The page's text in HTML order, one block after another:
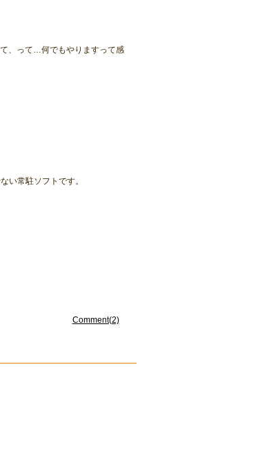
、って…何でもやりますって感
い常駐ソフトです。
Comment(2)